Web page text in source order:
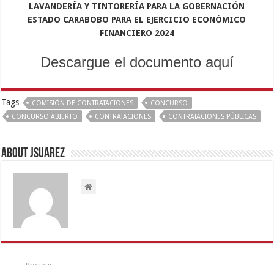
LAVANDERÍA Y TINTORERÍA PARA LA GOBERNACIÓN
ESTADO CARABOBO PARA EL EJERCICIO ECONÓMICO
FINANCIERO 2024
Descargue el documento aquí
Tags COMISIÓN DE CONTRATACIONES
CONCURSO
CONCURSO ABIERTO
CONTRATACIONES CONTRATACIONES PÚBLICAS
About Jsuarez